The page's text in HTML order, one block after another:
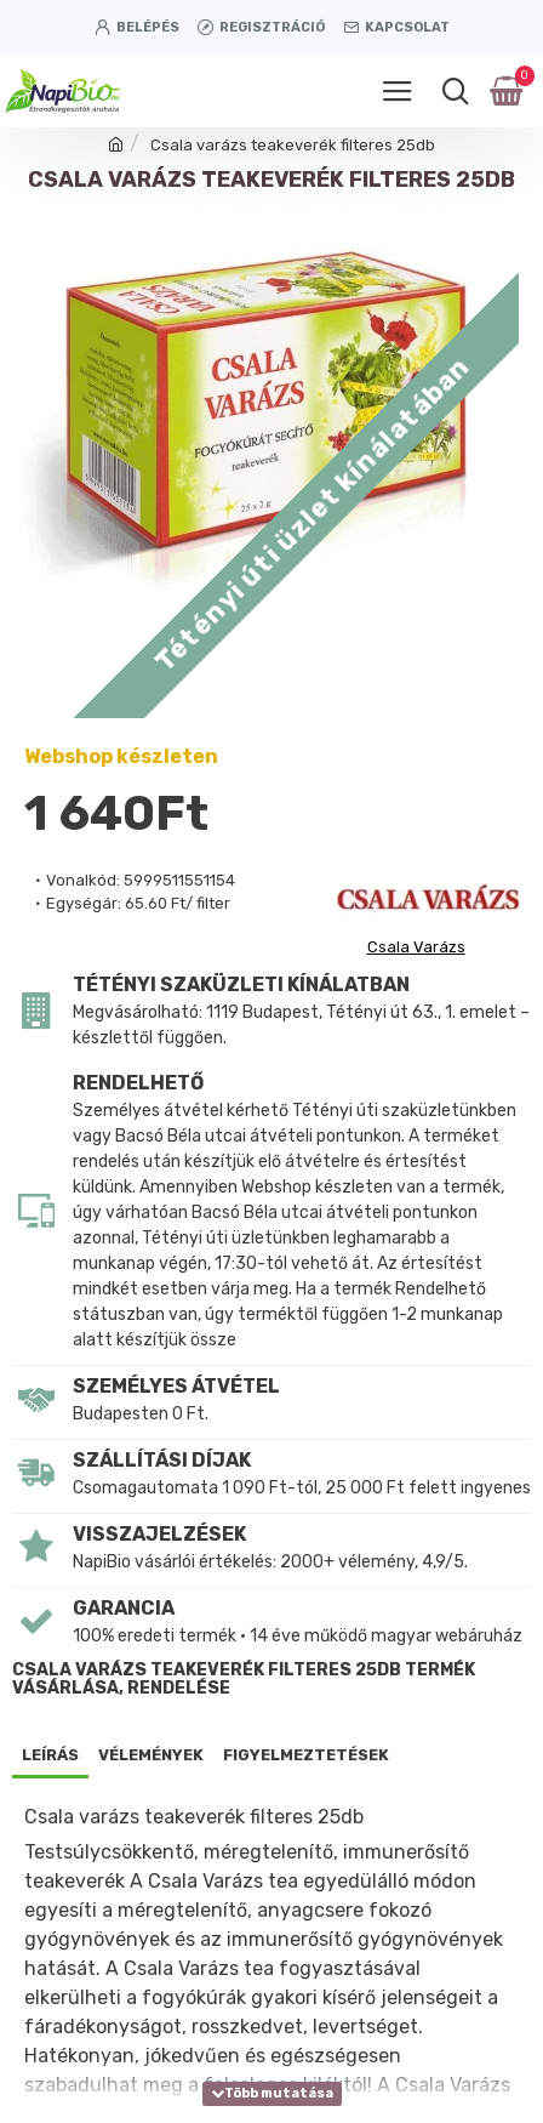
BELÉPÉS REGISZTRÁCIÓ KAPCSOLAT
0
Csala varázs teakeverék filteres 25db
CSALA VARÁZS TEAKEVERÉK FILTERES 25DB
Tétényi úti üzlet kínálatában
Vonalkód: 5999511551154
Egységár: 65.60 Ft/ filter
Csala Varázs
Webshop készleten
1 640Ft
TÉTÉNYI SZAKÜZLETI KÍNÁLATBAN
Megvásárolható: 1119 Budapest, Tétényi út 63., 1. emelet –
készlettől függően.
RENDELHETŐ
Személyes átvétel kérhető Tétényi úti szaküzletünkben
vagy Bacsó Béla utcai átvételi pontunkon. A terméket
rendelés után készítjük elő átvételre és értesítést
küldünk. Amennyiben Webshop készleten van a termék,
úgy várhatóan Bacsó Béla utcai átvételi pontunkon
azonnal, Tétényi úti üzletünkben leghamarabb a
munkanap végén, 17:30-tól vehető át. Az értesítést
mindkét esetben várja meg. Ha a termék Rendelhető
státuszban van, úgy terméktől függően 1-2 munkanap
alatt készítjük össze
SZEMÉLYES ÁTVÉTEL
Budapesten 0 Ft.
SZÁLLÍTÁSI DÍJAK
Csomagautomata 1 090 Ft-tól, 25 000 Ft felett ingyenes
VISSZAJELZÉSEK
NapiBio vásárlói értékelés: 2000+ vélemény, 4,9/5.
GARANCIA
100% eredeti termék • 14 éve működő magyar webáruház
CSALA VARÁZS TEAKEVERÉK FILTERES 25DB TERMÉK
VÁSÁRLÁSA, RENDELÉSE
LEÍRÁS VÉLEMÉNYEK FIGYELMEZTETÉSEK
Csala varázs teakeverék filteres 25db
Testsúlycsökkentő, méregtelenítő, immunerősítő
teakeverék A Csala Varázs tea egyedülálló módon
egyesíti a méregtelenítő, anyagcsere fokozó
gyógynövények és az immunerősítő gyógynövények
hatását. A Csala Varázs tea fogyasztásával
elkerülheti a fogyókúrák gyakori kísérő jelenségeit a
fáradékonyságot, rosszkedvet, levertséget.
Hatékonyan, jókedvűen és egészségesen
szabadulhat meg a felesleges kilóktól! A Csala Varázs
tea hatását Ön is hamarosan saját magán